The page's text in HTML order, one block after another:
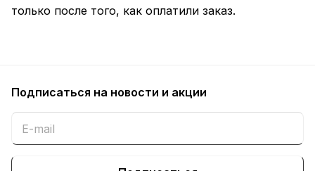
только после того, как оплатили заказ.
Подписаться на новости и акции